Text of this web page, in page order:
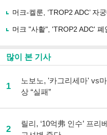
기
머크-켈룬, ‘TROP2 ADC’ 자
머크 "사활", 'TROP2 ADC'
많이 본 기사
1
노보노, '카그리세마' vs
상 “실패”
2
릴리, ‘10억弗 인수’ 프리